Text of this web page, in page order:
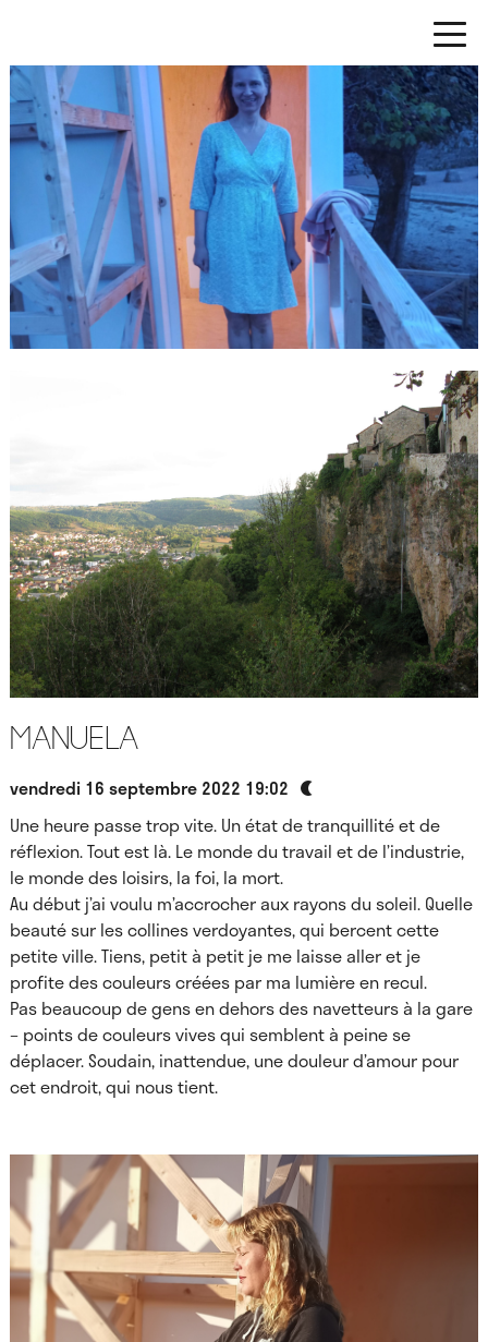
Manuela
vendredi 16 septembre 2022 19:02
Une heure passe trop vite. Un état de tranquillité et de
réflexion. Tout est là. Le monde du travail et de l’industrie,
le monde des loisirs, la foi, la mort.
Au début j’ai voulu m’accrocher aux rayons du soleil. Quelle
beauté sur les collines verdoyantes, qui bercent cette
petite ville. Tiens, petit à petit je me laisse aller et je
profite des couleurs créées par ma lumière en recul.
Pas beaucoup de gens en dehors des navetteurs à la gare
– points de couleurs vives qui semblent à peine se
déplacer. Soudain, inattendue, une douleur d’amour pour
cet endroit, qui nous tient.